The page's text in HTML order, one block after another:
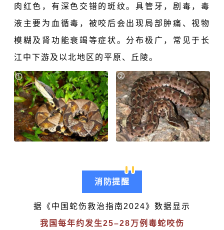
肉红色， 有深色交错的斑纹。具管牙，剧毒，毒
液主要为血循毒， 被咬后会出现局部肿痛、视物
模糊及肾功能衰竭等症状。分布极广，常见于长
江中下游及以北地区的平原、丘陵。
消防提醒
据《中国蛇伤救治指南2024》数据显示
我国每年约发生25–28万例毒蛇咬伤